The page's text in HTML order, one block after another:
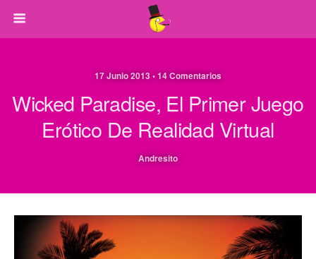
17 Junio 2013 • 14 Comentarios
Wicked Paradise, El Primer Juego
Erótico De Realidad Virtual
Andresito